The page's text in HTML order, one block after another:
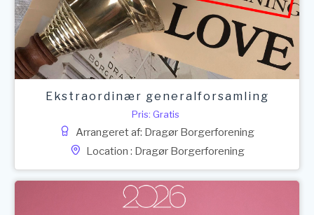
Ekstraordinær generalforsamling
Pris: Gratis
Arrangeret af: Dragør Borgerforening
Location : Dragør Borgerforening